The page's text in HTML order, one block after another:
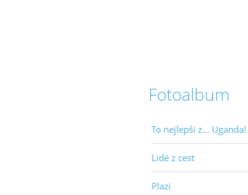
Fotoalbum
To nejlepší z... Uganda!
Lidé z cest
Plazi